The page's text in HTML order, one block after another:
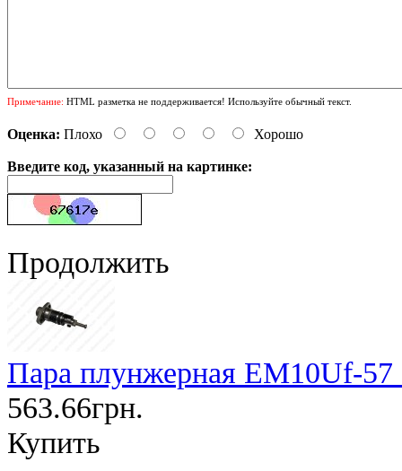
Примечание: HTML разметка не поддерживается! Используйте обычный текст.
Оценка: Плохо Хорошо
Введите код, указанный на картинке:
Продолжить
Пара плунжерная EM10Uf-57
563.66грн.
Купить